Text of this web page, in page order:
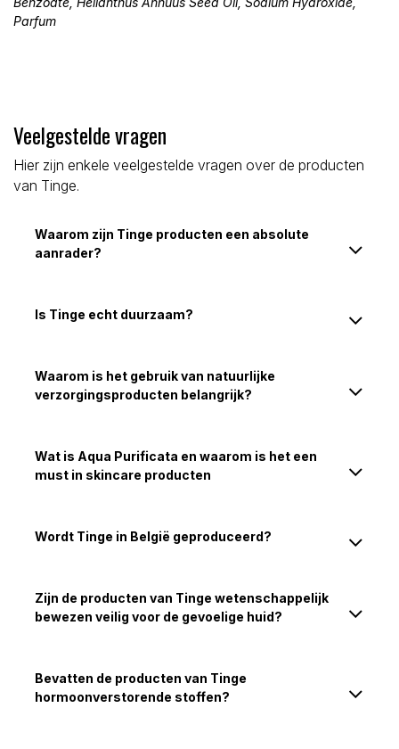
Parfum
Veelgestelde vragen
Hier zijn enkele veelgestelde vragen over de producten
van Tinge.
Waarom zijn Tinge producten een absolute
aanrader?
Is Tinge echt duurzaam?
Waarom is het gebruik van natuurlijke
verzorgingsproducten belangrijk?
Wat is Aqua Purificata en waarom is het een
must in skincare producten
Wordt Tinge in België geproduceerd?
Zijn de producten van Tinge wetenschappelijk
bewezen veilig voor de gevoelige huid?
Bevatten de producten van Tinge
hormoonverstorende stoffen?